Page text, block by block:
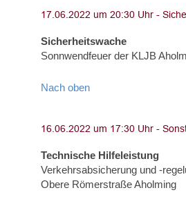
Sicherheitswache
Sonnwendfeuer der KLJB
Nach oben
Technische Hilfeleistung
Verkehrsabsicherung und -
Obere Römerstraße Aholming